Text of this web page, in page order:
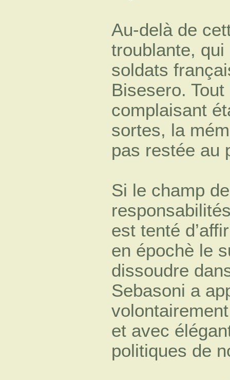
Au-delà de
troublante,
soldats
Bisesero.
complaisant
sortes, la
pas restée au
Si le champ
est tenté
en épochè le
dissoudre
Sebasoni a
et avec
politiques de